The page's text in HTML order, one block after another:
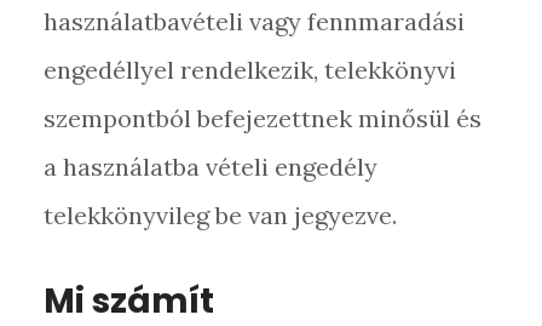
használatbavételi vagy fennmaradási
engedéllyel rendelkezik, telekkönyvi
szempontból befejezettnek minősül és
a használatba vételi engedély
telekkönyvileg be van jegyezve.
Mi számít